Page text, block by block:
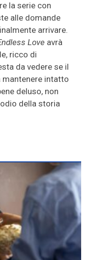
la serie con
alle domande
arrivare.
Love avrà
ricco di
da vedere se il
intatto
deluso, non
della storia